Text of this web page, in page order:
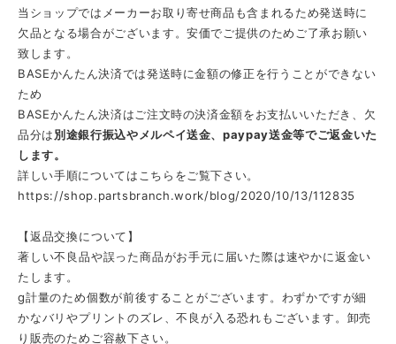
当ショップではメーカーお取り寄せ商品も含まれるため発送時に
欠品となる場合がございます。安価でご提供のためご了承お願い
致します。
BASEかんたん決済では発送時に金額の修正を行うことができない
ため
BASEかんたん決済はご注文時の決済金額をお支払いいただき、欠
品分は別途銀行振込やメルペイ送金、paypay送金等でご返金いた
します。
詳しい手順についてはこちらをご覧下さい。
https://shop.partsbranch.work/blog/2020/10/13/112835
【返品交換について】
著しい不良品や誤った商品がお手元に届いた際は速やかに返金い
たします。
g計量のため個数が前後することがございます。 わずかですが細
かなバリやプリントのズレ、不良が入る恐れもございます。卸売
り販売のためご容赦下さい。